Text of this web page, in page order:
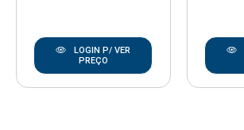
LOGIN P/ VER
PREÇO